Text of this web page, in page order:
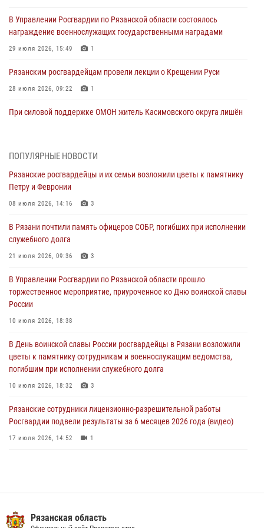
В Управлении Росгвардии по Рязанской области состоялось
награждение военнослужащих государственными наградами
29 июля 2026, 15:49 1
Рязанским росгвардейцам провели лекции о Крещении Руси
28 июля 2026, 09:22 1
При силовой поддержке ОМОН житель Касимовского округа лишён
27 июля 2026, 15:26
Офицер вневедомственной охраны в эфире «Радио России - Рязань»
рассказал о службе во вневедомственной охране
23 июля 2026, 09:02
В Рязани почтили память офицеров СОБР, погибших при исполнении
служебного долга
21 июля 2026, 09:36 3
Рязанские сотрудники лицензионно-разрешительной работы
Росгвардии подвели результаты за 6 месяцев 2026 года (видео)
подразделений за первое полугодие 2026 года
16 июля 2026, 11:36 2
ПОПУЛЯРНЫЕ НОВОСТИ
Рязанские росгвардейцы и их семьи возложили цветы к памятнику
Петру и Февронии
08 июля 2026, 14:16 3
В Рязани почтили память офицеров СОБР, погибших при исполнении
служебного долга
21 июля 2026, 09:36 3
В Управлении Росгвардии по Рязанской области прошло
торжественное мероприятие, приуроченное ко Дню воинской славы
России
10 июля 2026, 18:38
В День воинской славы России росгвардейцы в Рязани возложили
цветы к памятнику сотрудникам и военнослужащим ведомства,
погибшим при исполнении служебного долга
10 июля 2026, 18:32 3
Рязанские сотрудники лицензионно-разрешительной работы
Росгвардии подвели результаты за 6 месяцев 2026 года (видео)
17 июля 2026, 14:52 1
Вневедомственная охрана подвела итоги деятельности
Рязанская область